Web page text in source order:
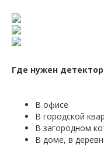
Где нужен детектор
В офисе
В городской
В загородном
В доме, в